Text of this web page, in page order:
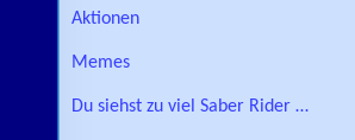
Aktionen
Memes
Du siehst zu viel Saber Rider …